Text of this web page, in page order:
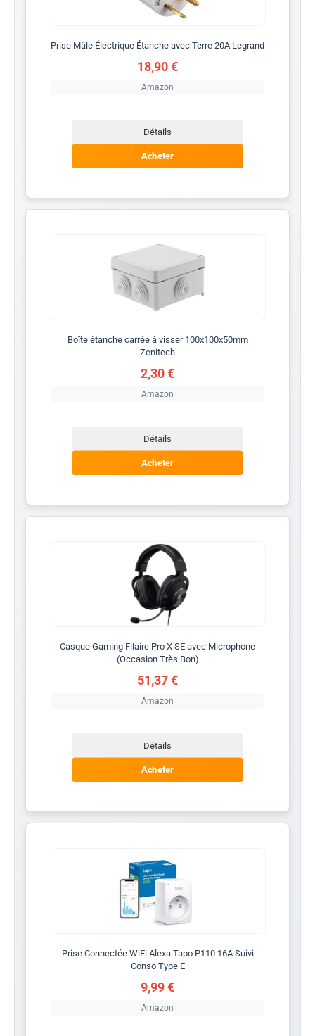
Prise Mâle Électrique Étanche avec Terre 20A Legrand
18,90 €
Amazon
Détails
Acheter
Boîte étanche carrée à visser 100x100x50mm
Zenitech
2,30 €
Amazon
Détails
Acheter
Casque Gaming Filaire Pro X SE avec Microphone
(Occasion Très Bon)
51,37 €
Amazon
Détails
Acheter
Prise Connectée WiFi Alexa Tapo P110 16A Suivi
Conso Type E
9,99 €
Amazon